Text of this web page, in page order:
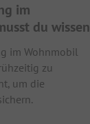
im
du wissen
im Wohnmobil
zu
um die